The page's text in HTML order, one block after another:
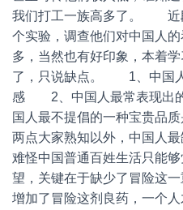
我们打工一族高多了。 近
个实验，调查他们对中国
多，当然也有好印象，本着
了，只说缺点。 1、中国
感 2、中国人最常表现出
国人最不提倡的一种宝贵
两点大家熟知以外，中国人
难怪中国普通百姓生活只能
望，关键在于缺少了冒险
增加了冒险这剂良药，一个